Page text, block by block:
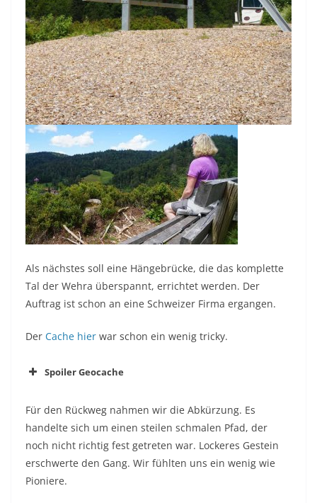
Als nächstes soll eine Hängebrücke, die das komplette
Tal der Wehra überspannt, errichtet werden. Der
Auftrag ist schon an eine Schweizer Firma ergangen.
Der Cache hier war schon ein wenig tricky.
Spoiler Geocache
Für den Rückweg nahmen wir die Abkürzung. Es
handelte sich um einen steilen schmalen Pfad, der
noch nicht richtig fest getreten war. Lockeres Gestein
erschwerte den Gang. Wir fühlten uns ein wenig wie
Pioniere.